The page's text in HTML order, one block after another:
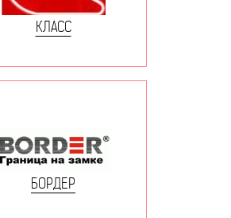
КЛАСС
БОРДЕР